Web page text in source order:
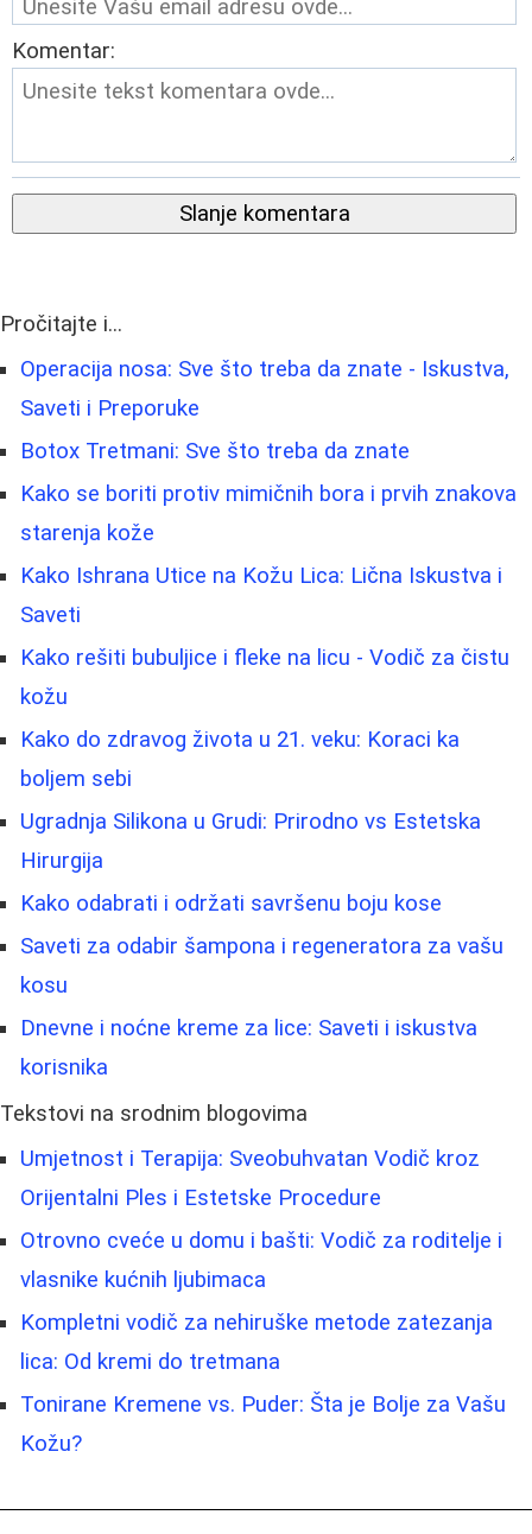
Komentar:
Slanje komentara
Pročitajte i...
Operacija nosa: Sve što treba da znate - Iskustva,
Saveti i Preporuke
Botox Tretmani: Sve što treba da znate
Kako se boriti protiv mimičnih bora i prvih znakova
starenja kože
Kako Ishrana Utice na Kožu Lica: Lična Iskustva i
Saveti
Kako rešiti bubuljice i fleke na licu - Vodič za čistu
kožu
Kako do zdravog života u 21. veku: Koraci ka
boljem sebi
Ugradnja Silikona u Grudi: Prirodno vs Estetska
Hirurgija
Kako odabrati i održati savršenu boju kose
Saveti za odabir šampona i regeneratora za vašu
kosu
Dnevne i noćne kreme za lice: Saveti i iskustva
korisnika
Tekstovi na srodnim blogovima
Umjetnost i Terapija: Sveobuhvatan Vodič kroz
Orijentalni Ples i Estetske Procedure
Otrovno cveće u domu i bašti: Vodič za roditelje i
vlasnike kućnih ljubimaca
Kompletni vodič za nehiruške metode zatezanja
lica: Od kremi do tretmana
Tonirane Kremene vs. Puder: Šta je Bolje za Vašu
Kožu?